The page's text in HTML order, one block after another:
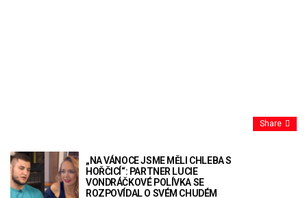
Share
„NA VÁNOCE JSME MĚLI CHLEBA S
HOŘČICÍ“: PARTNER LUCIE
VONDRÁČKOVÉ POLÍVKA SE
ROZPOVÍDAL O SVÉM CHUDÉM